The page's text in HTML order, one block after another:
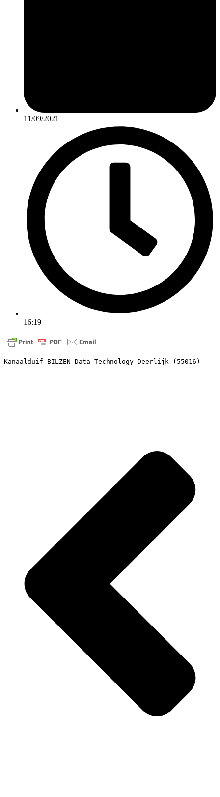
11/09/2021
16:19
Kanaalduif BILZEN Data Technology Deerlijk